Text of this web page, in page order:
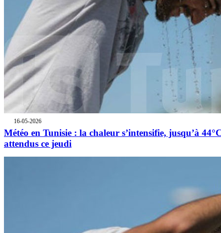
16-05-2026
Météo en Tunisie : la chaleur s’intensifie, jusqu’à
attendus ce jeudi